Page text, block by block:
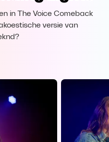
in The Voice Comeback
versie van